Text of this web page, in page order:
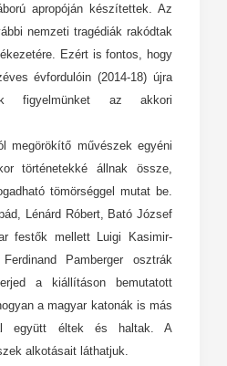
apropóján készítettek. Az
nemzeti tragédiák rakódtak
Ezért is fontos, hogy
évfordulóin (2014-18) újra
figyelmünket az akkori
megörökítő művészek egyéni
történetekké állnak össze,
tömörséggel mutat be.
Lénárd Róbert, Bató József
festők mellett Luigi Kasimir-
Pamberger osztrák
a kiállításon bemutatott
a magyar katonák is más
együtt éltek és haltak. A
alkotásait láthatjuk.